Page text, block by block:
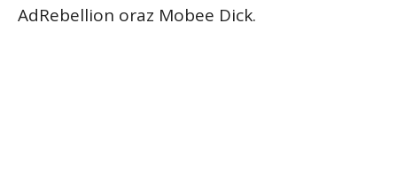
AdRebellion oraz Mobee Dick.